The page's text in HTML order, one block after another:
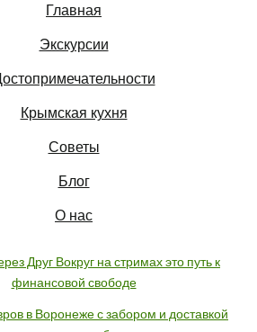
Главная
Экскурсии
Крымская кухня
Советы
Блог
О нас
Друг Вокруг на стримах это путь к
финансовой свободе
в Воронеже с забором и доставкой